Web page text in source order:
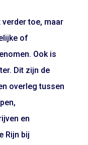
toe, maar
of
Ook is
Dit zijn de
overleg tussen
en
Rijn bij